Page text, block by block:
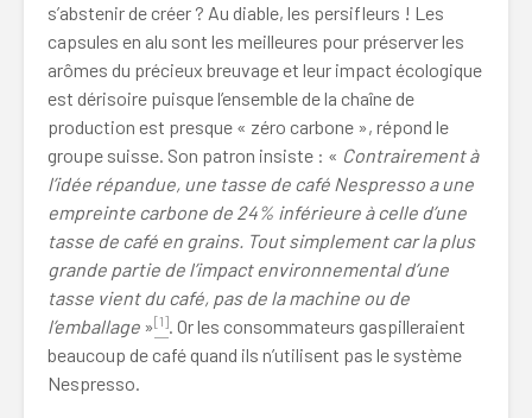
s’abstenir de créer ? Au diable, les persifleurs ! Les
capsules en alu sont les meilleures pour préserver les
arômes du précieux breuvage et leur impact écologique
est dérisoire puisque l’ensemble de la chaîne de
production est presque « zéro carbone », répond le
groupe suisse. Son patron insiste : « Contrairement à
l’idée répandue, une tasse de café Nespresso a une
empreinte carbone de 24% inférieure à celle d’une
tasse de café en grains. Tout simplement car la plus
grande partie de l’impact environnemental d’une
tasse vient du café, pas de la machine ou de
l’emballage »[1]. Or les consommateurs gaspilleraient
beaucoup de café quand ils n’utilisent pas le système
Nespresso.